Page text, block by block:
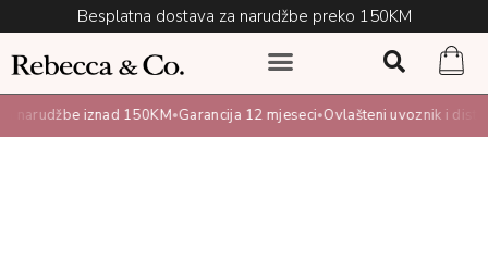
Besplatna dostava za narudžbe preko 150KM
iznad 150KM•Garancija 12 mjeseci•Ovlašteni uvoznik i